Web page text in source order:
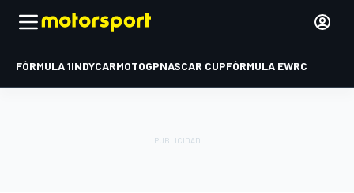
FÓRMULA 1INDYCARMOTOGPNASCAR CUPFÓRMULA EWRC